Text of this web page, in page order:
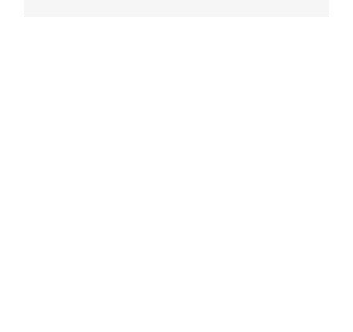
agence conseil en communication digitale